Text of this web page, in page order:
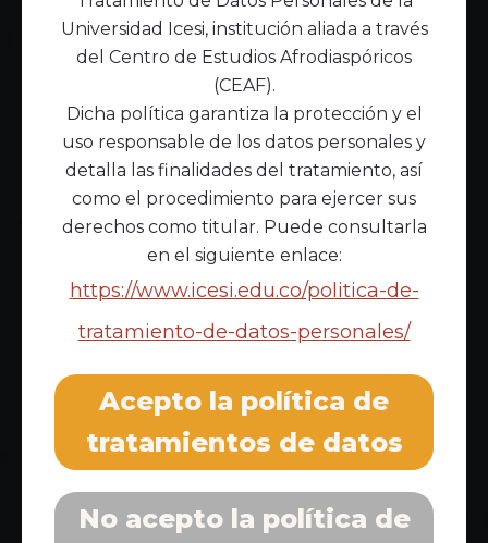
Universidad Icesi, institución aliada a través
del Centro de Estudios Afrodiaspóricos
(CEAF).
Dicha política garantiza la protección y el
uso responsable de los datos personales y
detalla las finalidades del tratamiento, así
como el procedimiento para ejercer sus
derechos como titular. Puede consultarla
en el siguiente enlace:
https://www.icesi.edu.co/politica-de-
tratamiento-de-datos-personales/
Acepto la política de
tratamientos de datos
No acepto la política de